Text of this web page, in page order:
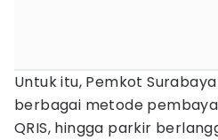
Untuk itu, Pemkot
berbagai metode
QRIS, hingga parkir